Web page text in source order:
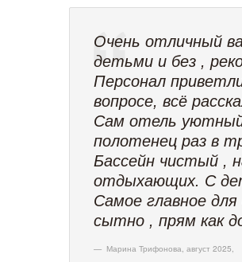
Очень отличный
детьми и без ,
Персонал
вопросе, всё
Сам отель
полотенец раз в
Бассейн чистый ,
отдыхающих. С
Самое главное
сытно , прям как
Марина Трифонова, август 2025,